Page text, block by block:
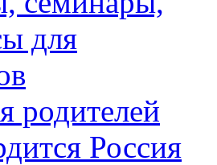
для
родителей
Россия